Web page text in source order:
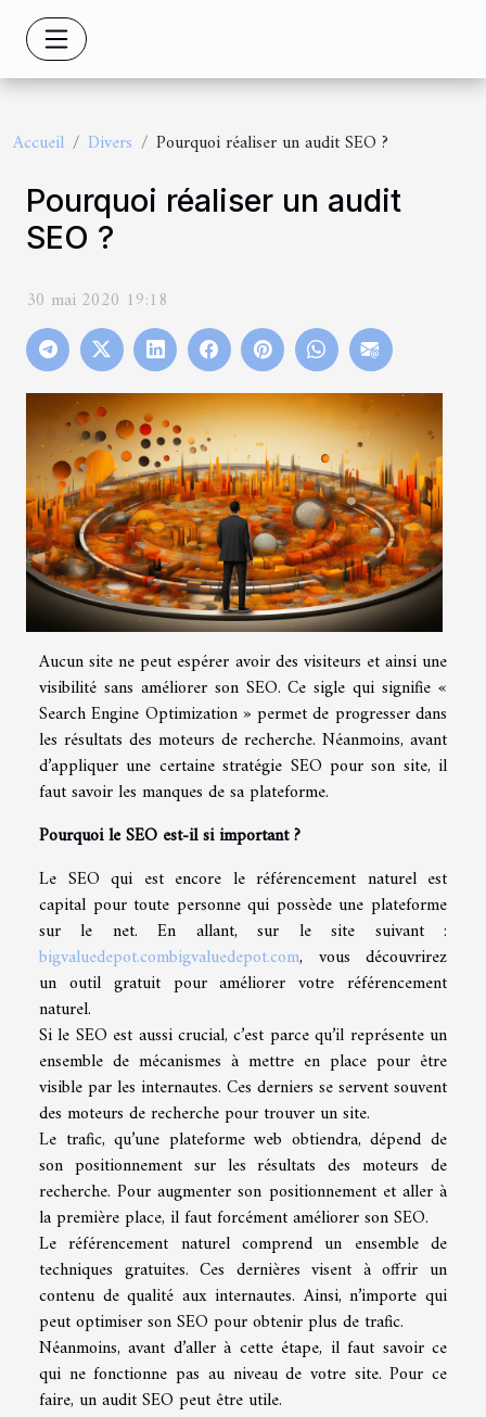
Accueil Divers Pourquoi réaliser un audit SEO ?
Pourquoi réaliser un audit
SEO ?
30 mai 2020 19:18
Aucun site ne peut espérer avoir des visiteurs et ainsi une
visibilité sans améliorer son SEO. Ce sigle qui signifie «
Search Engine Optimization » permet de progresser dans
les résultats des moteurs de recherche. Néanmoins, avant
d’appliquer une certaine stratégie SEO pour son site, il
faut savoir les manques de sa plateforme.
Pourquoi le SEO est-il si important ?
Le SEO qui est encore le référencement naturel est
capital pour toute personne qui possède une plateforme
sur le net. En allant, sur le site suivant :
bigvaluedepot.combigvaluedepot.com, vous découvrirez
un outil gratuit pour améliorer votre référencement
naturel.
Si le SEO est aussi crucial, c’est parce qu’il représente un
ensemble de mécanismes à mettre en place pour être
visible par les internautes. Ces derniers se servent souvent
des moteurs de recherche pour trouver un site.
Le trafic, qu’une plateforme web obtiendra, dépend de
son positionnement sur les résultats des moteurs de
recherche. Pour augmenter son positionnement et aller à
la première place, il faut forcément améliorer son SEO.
Le référencement naturel comprend un ensemble de
techniques gratuites. Ces dernières visent à offrir un
contenu de qualité aux internautes. Ainsi, n’importe qui
peut optimiser son SEO pour obtenir plus de trafic.
Néanmoins, avant d’aller à cette étape, il faut savoir ce
qui ne fonctionne pas au niveau de votre site. Pour ce
faire, un audit SEO peut être utile.